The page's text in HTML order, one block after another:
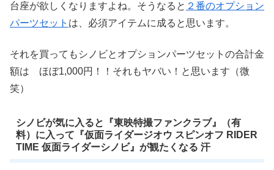
台座が欲しくなりますよね。そうなると ２番のオプション
パーツセット は、必須アイテムに成ると思います。
それを買ってもシノビとオプションパーツセットの合計金
額は ほぼ1,000円！！それもヤバい！と思います（微
笑）
シノビが気に入ると『東映特撮ファンクラブ』（有
料）に入って『仮面ライダージオウ スピンオフ RIDER
TIME 仮面ライダーシノビ』が観たくなる 汗